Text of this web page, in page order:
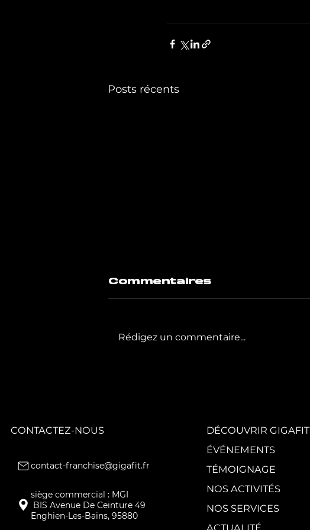
Posts récents
nouveaux clubs.
Commentaires
Rédigez un commentaire...
DÉCOUVRIR GIGAFIT
ÉVÉNEMENTS
TÉMOIGNAGE
NOS ACTIVITÉS
NOS SERVICES
CONTACTEZ-NOUS
contact-franchise@gigafit.fr
Enghien-Les-Bains, 95880